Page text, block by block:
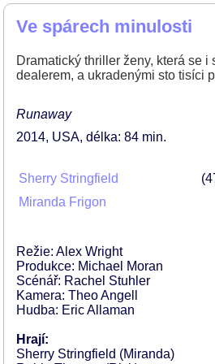
Ve spárech minulosti
Dramatický thriller ženy, která se
dealerem, a ukradenými sto tisíci
Runaway
2014 USA délka: 84 min
Sherry Stringfield
Miranda Frigon
Režie: Alex Wright
Produkce: Michael Moran
Scénář: Rachel Stuhler
Kamera: Theo Angell
Hudba: Eric Allaman
Hrají:
Sherry Stringfield (Miranda)